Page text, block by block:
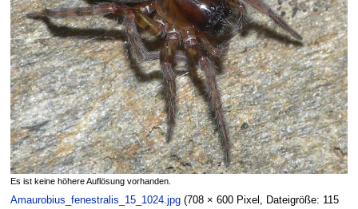
Es ist keine höhere Auflösung vorhanden.
Amaurobius_fenestralis_15_1024.jpg‎ (708 × 600 Pixel, Dateigröße: 115